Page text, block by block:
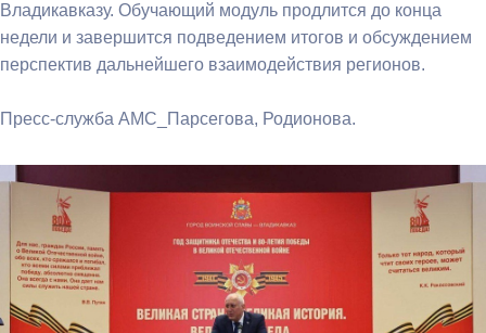
Владикавказу. Обучающий модуль продлится до конца
недели и завершится подведением итогов и обсуждением
перспектив дальнейшего взаимодействия регионов.
Пресс-служба АМС_Парсегова, Родионова.